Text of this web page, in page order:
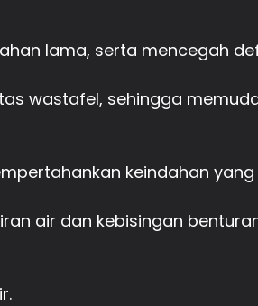
lama, serta mencegah
wastafel, sehingga
keindahan
air dan kebisingan